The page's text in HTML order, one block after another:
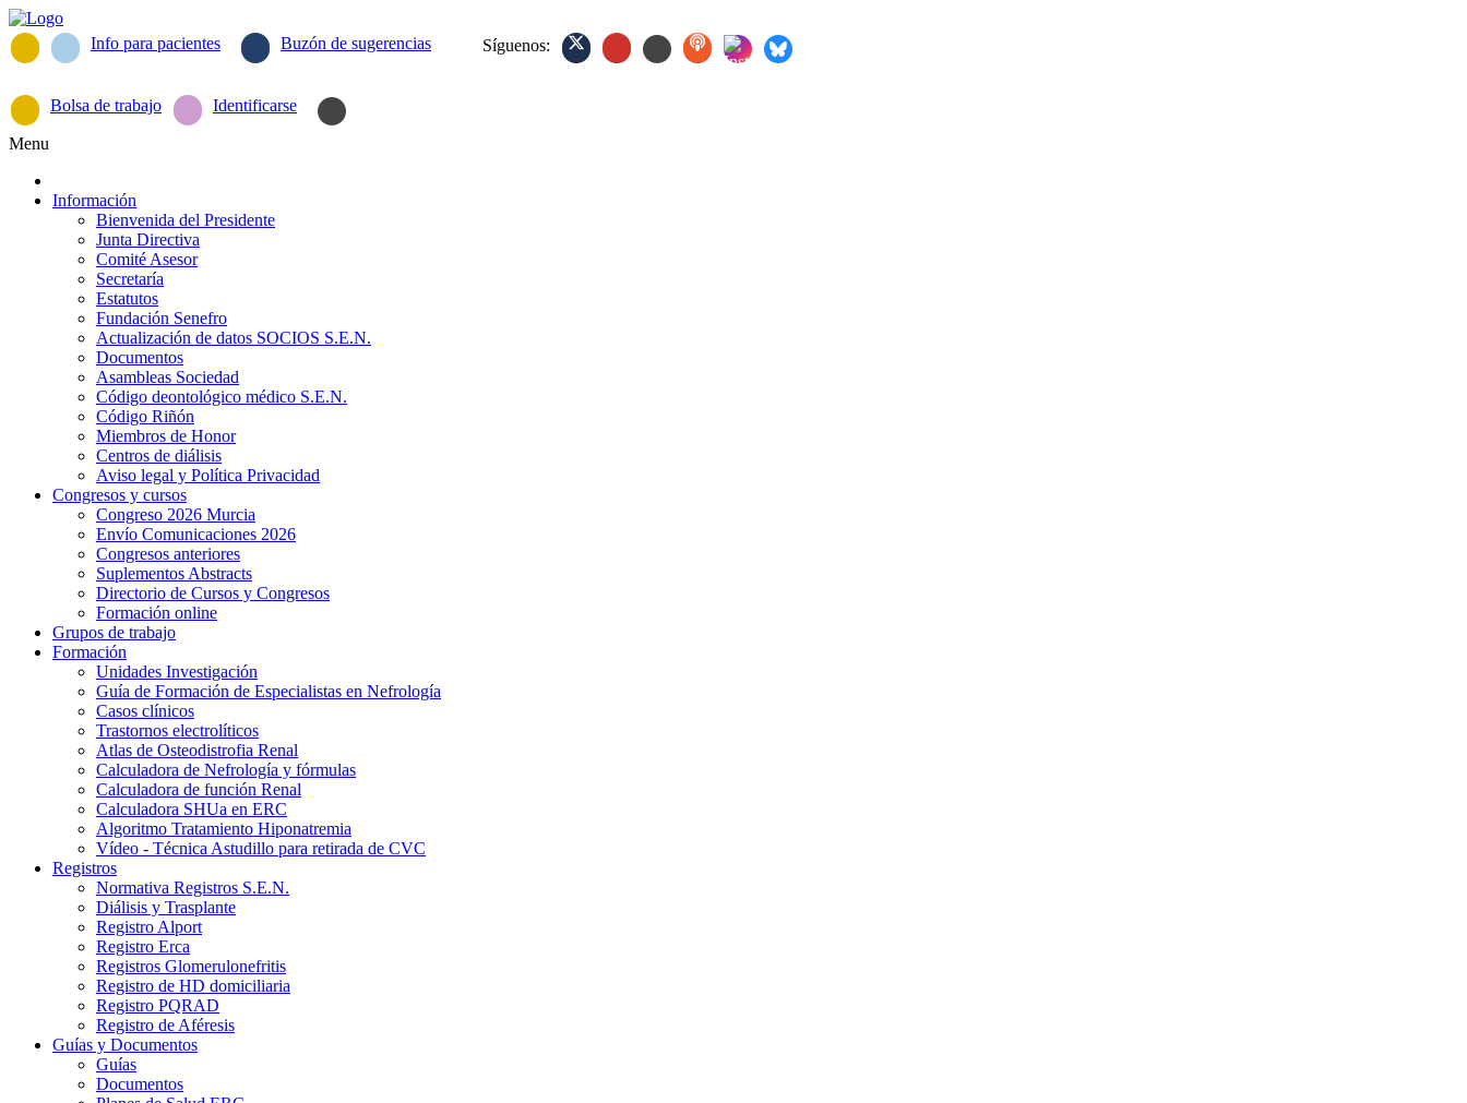
Info para pacientes Buzón de sugerencias Síguenos:
Bolsa de trabajo Identificarse
Menu
Información
Bienvenida del Presidente
Junta Directiva
Comité Asesor
Secretaría
Estatutos
Fundación Senefro
Actualización de datos SOCIOS S.E.N.
Documentos
Asambleas Sociedad
Código deontológico médico S.E.N.
Código Riñón
Miembros de Honor
Centros de diálisis
Aviso legal y Política Privacidad
Congresos y cursos
Congreso 2026 Murcia
Envío Comunicaciones 2026
Congresos anteriores
Suplementos Abstracts
Directorio de Cursos y Congresos
Formación online
Grupos de trabajo
Formación
Unidades Investigación
Guía de Formación de Especialistas en Nefrología
Casos clínicos
Trastornos electrolíticos
Atlas de Osteodistrofia Renal
Calculadora de Nefrología y fórmulas
Calculadora de función Renal
Calculadora SHUa en ERC
Algoritmo Tratamiento Hiponatremia
Vídeo - Técnica Astudillo para retirada de CVC
Registros
Normativa Registros S.E.N.
Diálisis y Trasplante
Registro Alport
Registro Erca
Registros Glomerulonefritis
Registro de HD domiciliaria
Registro PQRAD
Registro de Aféresis
Guías y Documentos
Guías
Documentos